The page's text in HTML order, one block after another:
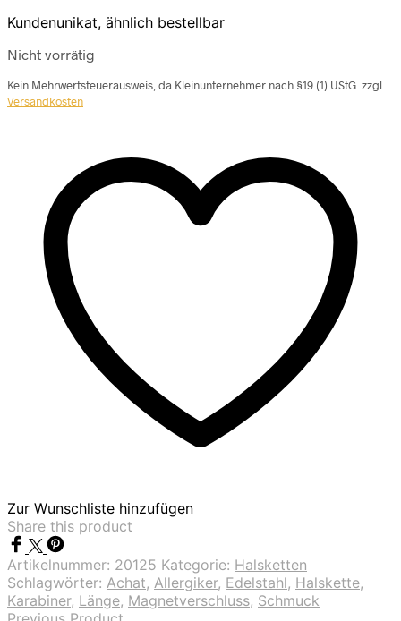
Kundenunikat, ähnlich bestellbar
Nicht vorrätig
Kein Mehrwertsteuerausweis, da Kleinunternehmer nach §19 (1) UStG. zzgl.
Versandkosten
Zur Wunschliste hinzufügen
Share this product
Artikelnummer: 20125 Kategorie: Halsketten
Schlagwörter: Achat, Allergiker, Edelstahl, Halskette,
Karabiner, Länge, Magnetverschluss, Schmuck